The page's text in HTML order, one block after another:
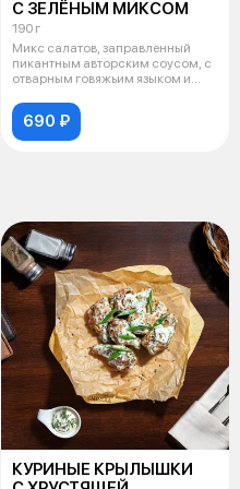
С ЗЕЛЁНЫМ МИКСОМ
190 г
Микс салатов, заправленный
пикантным авторским соусом, с
отварным говяжьим языком и
690 ₽
КУРИНЫЕ КРЫЛЫШКИ